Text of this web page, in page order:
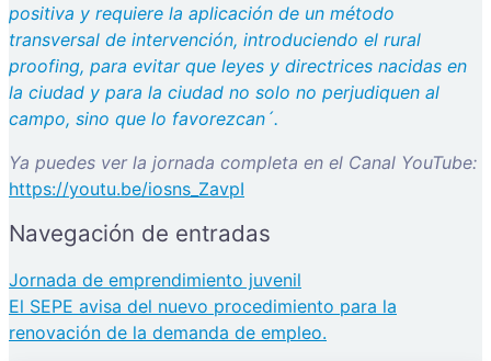
positiva y requiere la aplicación de un método
transversal de intervención, introduciendo el rural
proofing, para evitar que leyes y directrices nacidas en
la ciudad y para la ciudad no solo no perjudiquen al
campo, sino que lo favorezcan´.
Ya puedes ver la jornada completa en el Canal YouTube:
https://youtu.be/iosns_ZavpI
Navegación de entradas
Jornada de emprendimiento juvenil
El SEPE avisa del nuevo procedimiento para la
renovación de la demanda de empleo.